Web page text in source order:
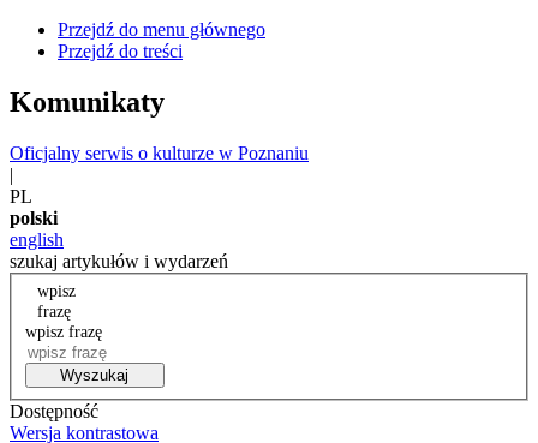
Przejdź do menu głównego
Przejdź do treści
Komunikaty
Oficjalny serwis o kulturze w Poznaniu
|
PL
polski
english
szukaj artykułów i wydarzeń
wpisz
frazę
wpisz frazę
Wyszukaj
Dostępność
Wersja kontrastowa